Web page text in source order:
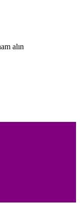
alın